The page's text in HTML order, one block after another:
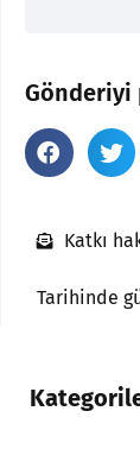
Gönderiyi
Katkı
Tarihinde